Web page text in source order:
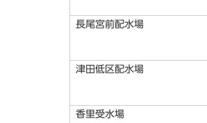
長尾宮前配水場
津田低区配水場
香里受水場